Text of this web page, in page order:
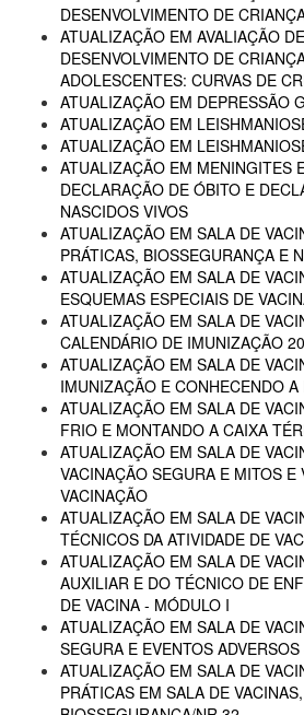
DESENVOLVIMENTO DE
ATUALIZAÇÃO EM AVALIAÇÃO
DESENVOLVIMENTO DE
ADOLESCENTES: CURVAS DE
ATUALIZAÇÃO EM DEPRESSÃO
ATUALIZAÇÃO EM
ATUALIZAÇÃO EM
ATUALIZAÇÃO EM MENINGITES
DECLARAÇÃO DE ÓBITO E
NASCIDOS VIVOS
ATUALIZAÇÃO EM SALA DE
PRÁTICAS, BIOSSEGURANÇA E
ATUALIZAÇÃO EM SALA DE
ESQUEMAS ESPECIAIS DE
ATUALIZAÇÃO EM SALA DE
CALENDÁRIO DE IMUNIZAÇÃO
ATUALIZAÇÃO EM SALA DE
IMUNIZAÇÃO E CONHECENDO
ATUALIZAÇÃO EM SALA DE
FRIO E MONTANDO A CAIXA
ATUALIZAÇÃO EM SALA DE
VACINAÇÃO SEGURA E MITOS E
VACINAÇÃO
ATUALIZAÇÃO EM SALA DE
TÉCNICOS DA ATIVIDADE DE
ATUALIZAÇÃO EM SALA DE
AUXILIAR E DO TÉCNICO DE
DE VACINA - MÓDULO I
ATUALIZAÇÃO EM SALA DE
SEGURA E EVENTOS
ATUALIZAÇÃO EM SALA DE
PRÁTICAS EM SALA DE VACINAS,